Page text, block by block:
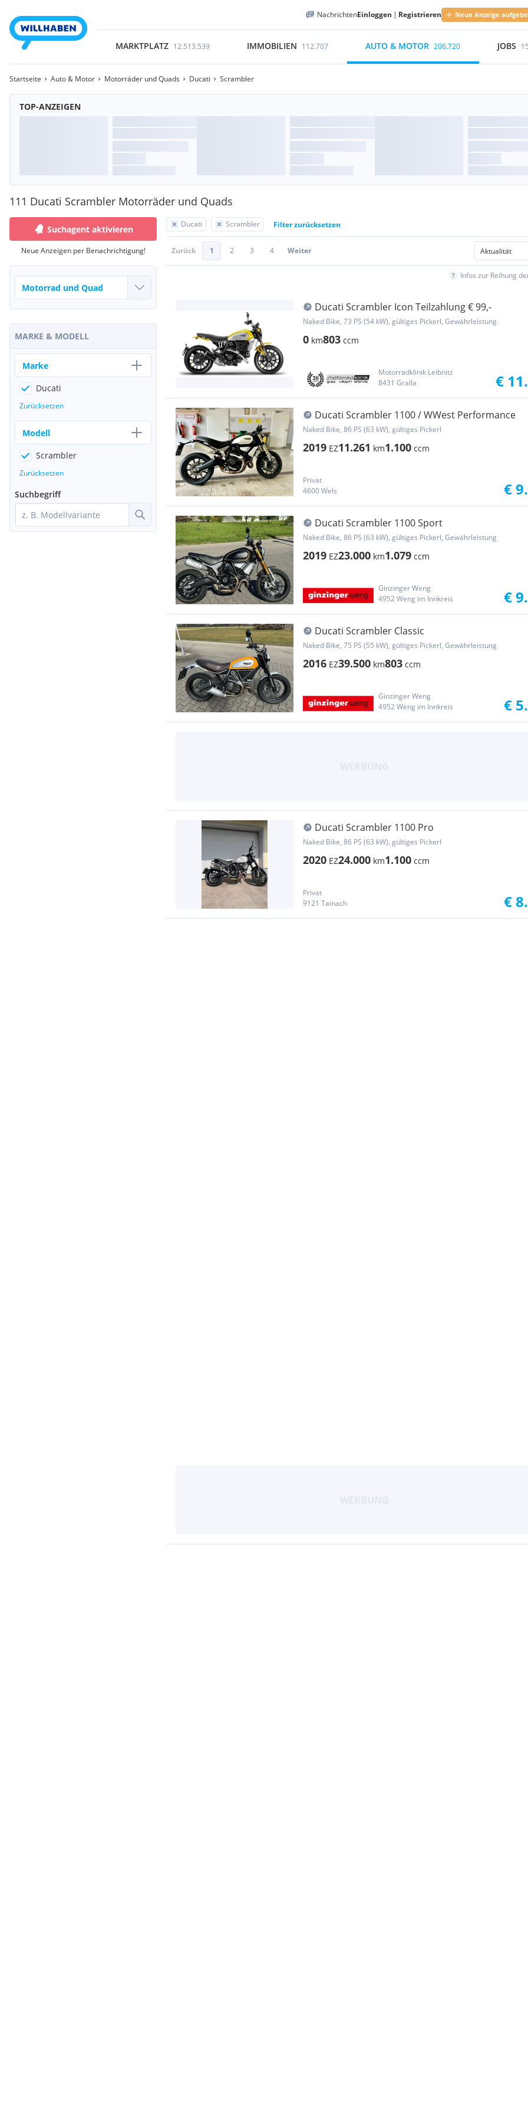
NachrichtenEinloggen | Registrieren Neue Anzeige
MARKTPLATZ 12.513.539 IMMOBILIEN 112.707 AUTO & MOTOR 206.720 JOBS
Startseite Auto & Motor Motorräder und Quads Ducati Scrambler
TOP-ANZEIGEN
111 Ducati Scrambler Motorräder und Quads
Ducati Scrambler Filter zurücksetzen
Zurück 1 2 3 4 Weiter
Infos zur Reihung
Ducati Scrambler Icon Teilzahlung € 99,-
Naked Bike, 73 PS (54 kW), gültiges Pickerl, Gewährleistung
0 km803 ccm
Motorradklinik Leibnitz
8431 Gralla
€
Ducati Scrambler 1100 / WWest Performance
Naked Bike, 86 PS (63 kW), gültiges Pickerl
2019 EZ11.261 km1.100 ccm
Privat
4600 Wels
€
Ducati Scrambler 1100 Sport
Naked Bike, 86 PS (63 kW), gültiges Pickerl, Gewährleistung
2019 EZ23.000 km1.079 ccm
Ginzinger Weng
4952 Weng im Innkreis
€
Ducati Scrambler Classic
Naked Bike, 75 PS (55 kW), gültiges Pickerl, Gewährleistung
2016 EZ39.500 km803 ccm
Ginzinger Weng
4952 Weng im Innkreis
€
Ducati Scrambler 1100 Pro
Naked Bike, 86 PS (63 kW), gültiges Pickerl
2020 EZ24.000 km1.100 ccm
Privat
9121 Tainach
€
Suchagent aktivieren
Neue Anzeigen per Benachrichtigung!
MARKE & MODELL
Marke
Ducati
Zurücksetzen
Modell
Scrambler
Zurücksetzen
Suchbegriff